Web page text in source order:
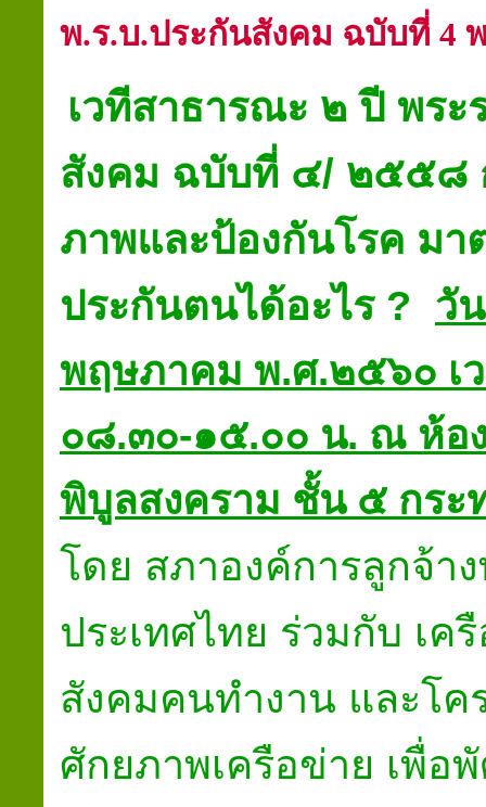
พ.ร.บ.ประกันสังคม ฉบับที่ 4
เวทีสาธารณะ ๒ ปี พร
สังคม ฉบับที่ ๔/ ๒๕๕๘
ภาพและป้องกันโรค มา
ประกันตนได้อะไร? วั
พฤษภาคม พ.ศ.๒๕๖๐ เ
๐๘.๓๐-๑๕.๐๐ น. ณ ห้อ
พิบูลสงคราม ชั้น ๕ กระ
โดย สภาองค์การลูกจ้า
ประเทศไทย ร่วมกับ เค
สังคมคนทำงาน และโค
ศักยภาพเครือข่าย เพื่อ